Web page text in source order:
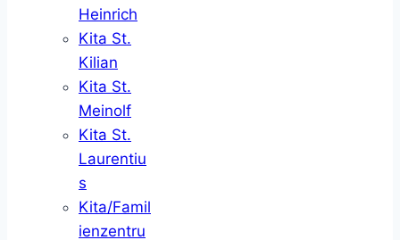
Heinrich
Kita St.
Kilian
Kita St.
Meinolf
Kita St.
Laurentiu
s
Kita/Famil
ienzentru